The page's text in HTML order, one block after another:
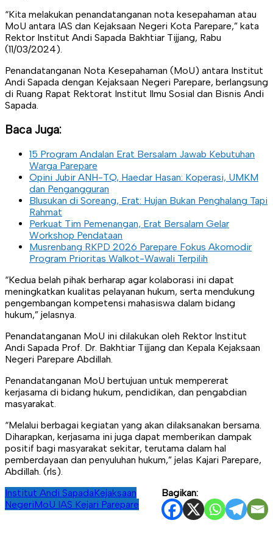
“Kita melakukan penandatanganan nota kesepahaman atau
MoU antara IAS dan Kejaksaan Negeri Kota Parepare,” kata
Rektor Institut Andi Sapada Bakhtiar Tijjang, Rabu
(11/03/2024).
Penandatanganan Nota Kesepahaman (MoU) antara Institut
Andi Sapada dengan Kejaksaan Negeri Parepare, berlangsung
di Ruang Rapat Rektorat Institut Ilmu Sosial dan Bisnis Andi
Sapada.
Baca Juga:
15 Program Andalan Erat Bersalam Jawab Kebutuhan
Warga Parepare
Opini Jubir ANH-TQ, Haedar Hasan: Koperasi, UMKM
dan Pengangguran
Blusukan di Soreang, Erat: Hujan Bukan Penghalang Tapi
Rahmat
Perkuat Tim Pemenangan, Erat Bersalam Gelar
Workshop Pendataan
Musrenbang RKPD 2026 Parepare Fokus Akomodir
Program Prioritas Walkot-Wawali Terpilih
“Kedua belah pihak berharap agar kolaborasi ini dapat
meningkatkan kualitas pelayanan hukum, serta mendukung
pengembangan kompetensi mahasiswa dalam bidang
hukum,” jelasnya.
Penandatanganan MoU ini dilakukan oleh Rektor Institut
Andi Sapada Prof. Dr. Bakhtiar Tijjang dan Kepala Kejaksaan
Negeri Parepare Abdillah.
Penandatanganan MoU bertujuan untuk mempererat
kerjasama di bidang hukum, pendidikan, dan pengabdian
masyarakat.
“Melalui berbagai kegiatan yang akan dilaksanakan bersama.
Diharapkan, kerjasama ini juga dapat memberikan dampak
positif bagi masyarakat sekitar, terutama dalam hal
pemberdayaan dan penyuluhan hukum,” jelas Kajari Parepare,
Abdillah. (rls).
Bagikan:
Institut Andi SapadaKejaksaan
NegeriMoU IAS Kejari Parepare